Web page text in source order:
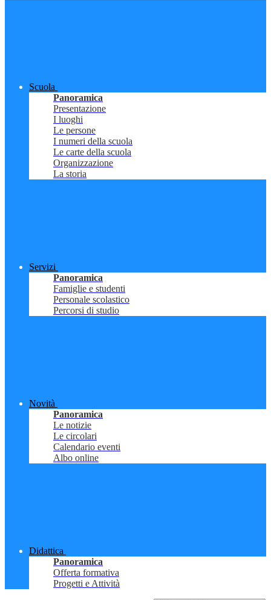
Scuola
Panoramica
Presentazione
I luoghi
Le persone
I numeri della scuola
Le carte della scuola
Organizzazione
La storia
Servizi
Panoramica
Famiglie e studenti
Personale scolastico
Percorsi di studio
Novità
Panoramica
Le notizie
Le circolari
Calendario eventi
Albo online
Didattica
Panoramica
Offerta formativa
Progetti e Attività